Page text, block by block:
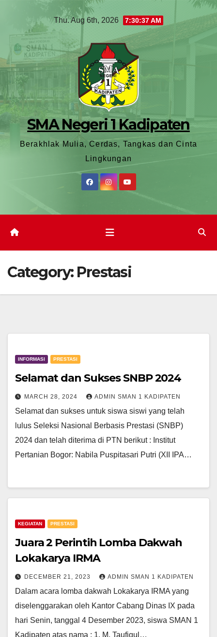
Thu. Aug 6th, 2026 7:30:38 AM
SMA Negeri 1 Kadipaten
Berakhlak Mulia, Cerdas, Tangkas dan Cinta
Lingkungan
Category: Prestasi
INFORMASI PRESTASI
Selamat dan Sukses SNBP 2024
MARCH 28, 2024 ADMIN SMAN 1 KADIPATEN
Selamat dan sukses untuk siswa siswi yang telah
lulus Seleksi Nasional Berbasis Prestasi (SNBP)
2024 dan telah diterima di PTN berikut : Institut
Pertanian Bogor: Nabila Puspitasari Putri (XII IPA…
KEGIATAN PRESTASI
Juara 2 Perintih Lomba Dakwah
Lokakarya IRMA
DECEMBER 21, 2023 ADMIN SMAN 1 KADIPATEN
Dalam acara lomba dakwah Lokakarya IRMA yang
diselenggarakan oleh Kantor Cabang Dinas IX pada
hari Senin, tanggal 4 Desember 2023, siswa SMAN 1
Kadipaten atas nama : 1. M. Taufiqul…